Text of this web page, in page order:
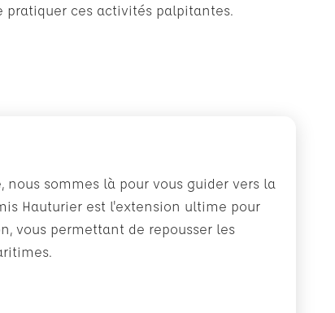
ces activités palpitantes.
nous sommes là pour vous guider vers la
Hauturier est l'extension ultime pour
vous permettant de repousser les